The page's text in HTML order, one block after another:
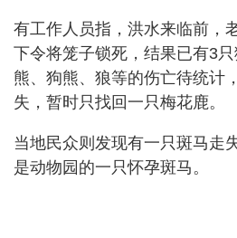
有工作人员指，洪水来临前，
下令将笼子锁死，结果已有3
熊、狗熊、狼等的伤亡待统计
失，暂时只找回一只梅花鹿。
当地民众则发现有一只斑马走
是动物园的一只怀孕斑马。